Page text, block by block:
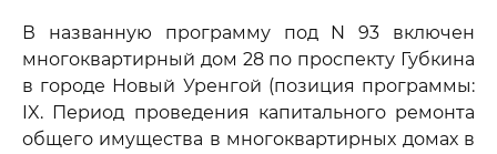
В названную программу под N 93 включен
многоквартирный дом 28 по проспекту Губкина
в городе Новый Уренгой (позиция программы:
IX. Период проведения капитального ремонта
общего имущества в многоквартирных домах в